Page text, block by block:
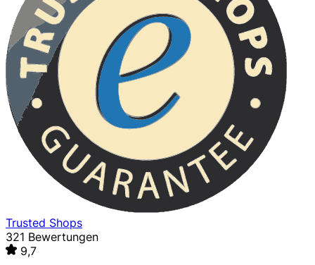
Trusted Shops
321 Bewertungen
9,7